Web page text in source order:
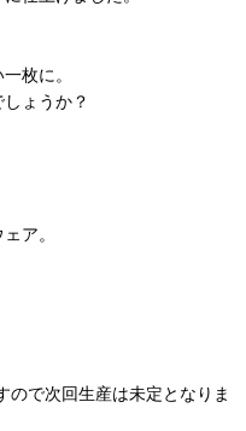
枚に。
ょうか？
ア。
で次回生産は未定となりま